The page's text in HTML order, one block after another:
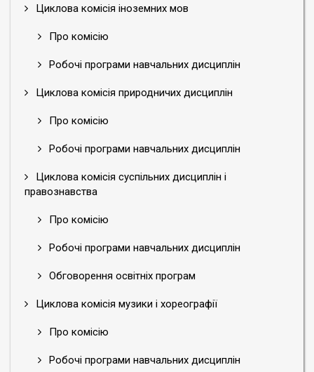
Циклова комісія іноземних мов
Про комісію
Робочі програми навчальних дисциплін
Циклова комісія природничих дисциплін
Про комісію
Робочі програми навчальних дисциплін
Циклова комісія суспільних дисциплін і
правознавства
Про комісію
Робочі програми навчальних дисциплін
Обговорення освітніх програм
Циклова комісія музики і хореографії
Про комісію
Робочі програми навчальних дисциплін